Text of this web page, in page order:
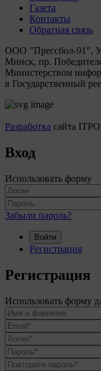
Газета
Контакты
Обратная связь
ООО "Прессбол-91",
Минск, пр.
Министерством
в Государственный
Разработка сайта
Вход
Использовать форму
Забыли пароль?
Войти
Регистрация
Регистрация
Использовать форму